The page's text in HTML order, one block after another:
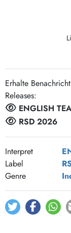
Erhalte
Releases:
ENGLISH
RSD 2026
Interpret
Label
Genre